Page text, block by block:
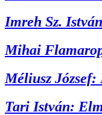
Imreh Sz.
Mihai
Méliusz József:
Tari István: